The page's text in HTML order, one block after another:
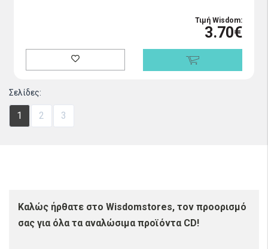
Τιμή Wisdom:
3.70€
Σελίδες:
1 2 3
Καλώς ήρθατε στο Wisdomstores, τον προορισμό
σας για όλα τα αναλώσιμα προϊόντα CD!